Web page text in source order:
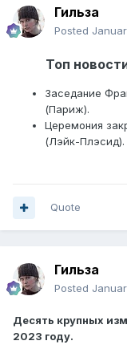
Гильза
Posted
Топ
Заседание
(Париж).
Церемония
(Лэйк-Плэсид).
Quote
Гильза
Posted
Десять крупных
2023 году.